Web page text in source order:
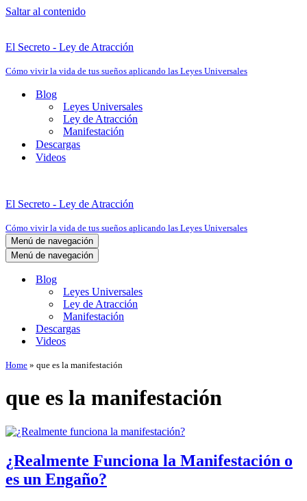
Saltar al contenido
El Secreto - Ley de Atracción
Cómo vivir la vida de tus sueños aplicando las Leyes Universales
Blog
Leyes Universales
Ley de Atracción
Manifestación
Descargas
Videos
El Secreto - Ley de Atracción
Cómo vivir la vida de tus sueños aplicando las Leyes Universales
Menú de navegación
Menú de navegación
Blog
Leyes Universales
Ley de Atracción
Manifestación
Descargas
Videos
Home » que es la manifestación
que es la manifestación
¿Realmente Funciona la Manifestación o
es un Engaño?